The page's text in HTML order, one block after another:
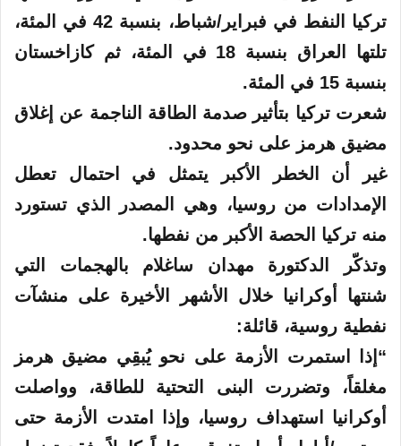
تركيا النفط في فبراير/شباط، بنسبة 42 في المئة،
تلتها العراق بنسبة 18 في المئة، ثم كازاخستان
بنسبة 15 في المئة.
شعرت تركيا بتأثير صدمة الطاقة الناجمة عن إغلاق
مضيق هرمز على نحو محدود.
غير أن الخطر الأكبر يتمثل في احتمال تعطل
الإمدادات من روسيا، وهي المصدر الذي تستورد
منه تركيا الحصة الأكبر من نفطها.
وتذكّر الدكتورة مهدان ساغلام بالهجمات التي
شنتها أوكرانيا خلال الأشهر الأخيرة على منشآت
نفطية روسية، قائلة:
“إذا استمرت الأزمة على نحو يُبقِي مضيق هرمز
مغلقاً، وتضررت البنى التحتية للطاقة، وواصلت
أوكرانيا استهداف روسيا، وإذا امتدت الأزمة حتى